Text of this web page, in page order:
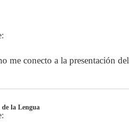
me conecto a la presentación
la Lengua